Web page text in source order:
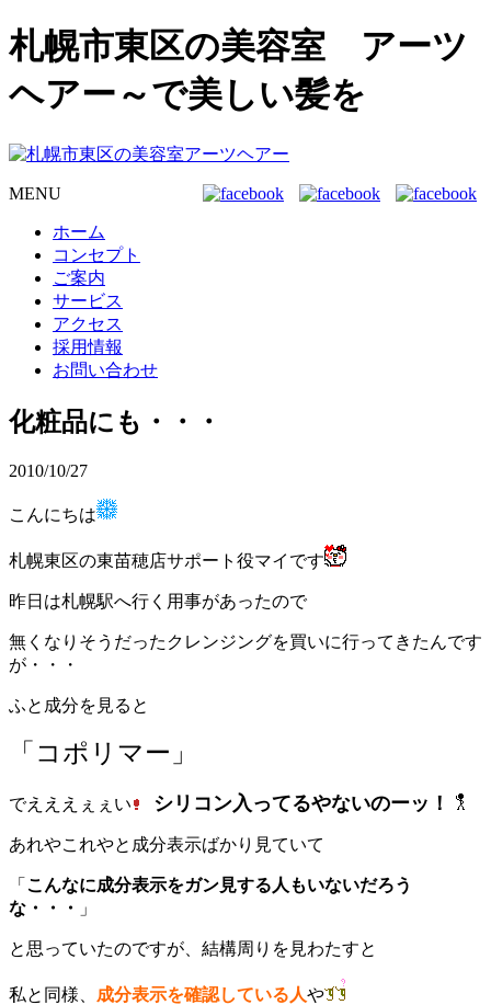
札幌市東区の美容室 アーツ
ヘアー～で美しい髪を
MENU
ホーム
コンセプト
ご案内
サービス
アクセス
採用情報
お問い合わせ
化粧品にも・・・
2010/10/27
こんにちは
札幌東区の東苗穂店サポート役マイです
昨日は札幌駅へ行く用事があったので
無くなりそうだったクレンジングを買いに行ってきたんです
が・・・
ふと成分を見ると
「コポリマー」
でえええぇぇい シリコン入ってるやないのーッ！
あれやこれやと成分表示ばかり見ていて
「 こんなに成分表示をガン見する人もいないだろう
な・・・
」
と思っていたのですが、結構周りを見わたすと
私と同様 成分表示を確認している人や